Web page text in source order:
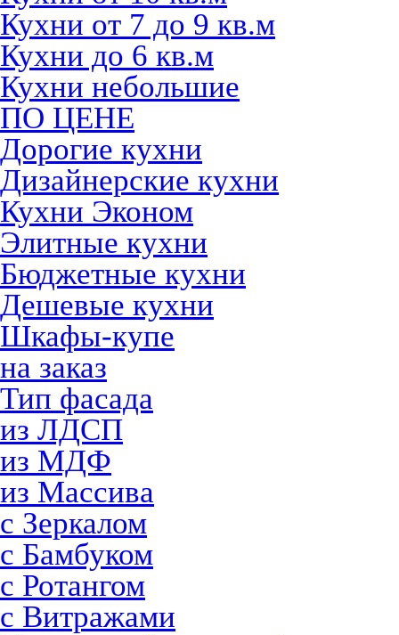
Кухни от 7 до 9 кв.м
Кухни до 6 кв.м
Кухни небольшие
ПО ЦЕНЕ
Дорогие кухни
Дизайнерские кухни
Кухни Эконом
Элитные кухни
Бюджетные кухни
Дешевые кухни
Шкафы-купе
на заказ
Тип фасада
из ЛДСП
из МДФ
из Массива
с Зеркалом
с Бамбуком
с Ротангом
с Витражами